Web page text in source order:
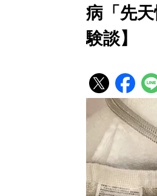
病「先
験談】